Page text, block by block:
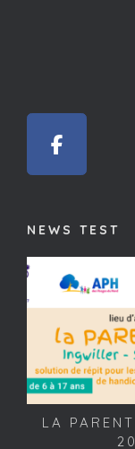
NEWS TEST
LA